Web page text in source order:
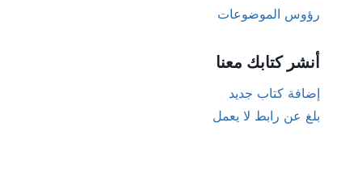
رؤوس الموضوعات
أنشر كتابك معنا
إضافة كتاب جديد
بلغ عن رابط لا يعمل